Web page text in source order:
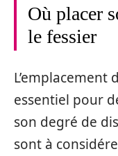
Où placer
le fessier
L’emplacement
essentiel pour
son degré de
sont à